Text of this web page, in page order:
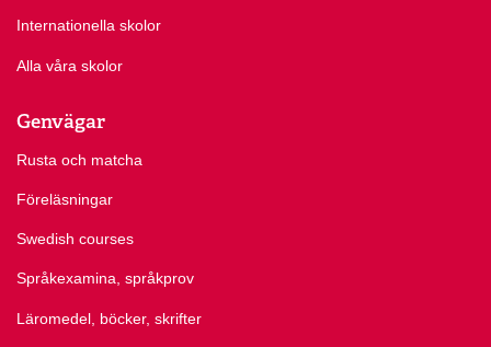
Internationella skolor
Alla våra skolor
Genvägar
Rusta och matcha
Föreläsningar
Swedish courses
Språkexamina, språkprov
Läromedel, böcker, skrifter